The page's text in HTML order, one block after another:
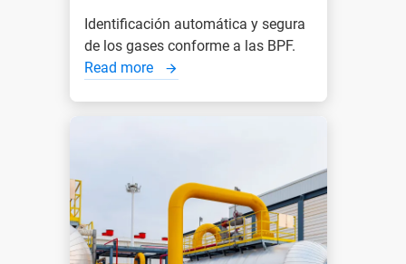
Identificación automática y segura
de los gases conforme a las BPF.
Read more